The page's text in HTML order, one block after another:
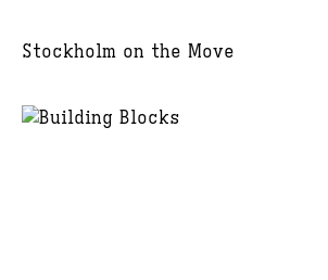
Stockholm on the Move